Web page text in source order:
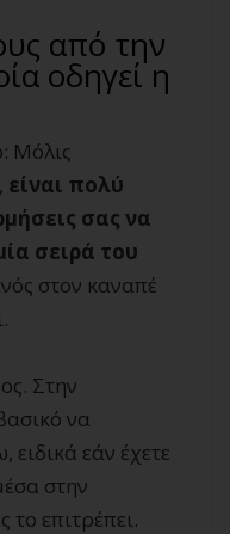
από την
οδηγεί η
Μόλις
είναι πολύ
σας να
σειρά του
στον καναπέ
Στην
να
ειδικά εάν έχετε
στην
επιτρέπει.